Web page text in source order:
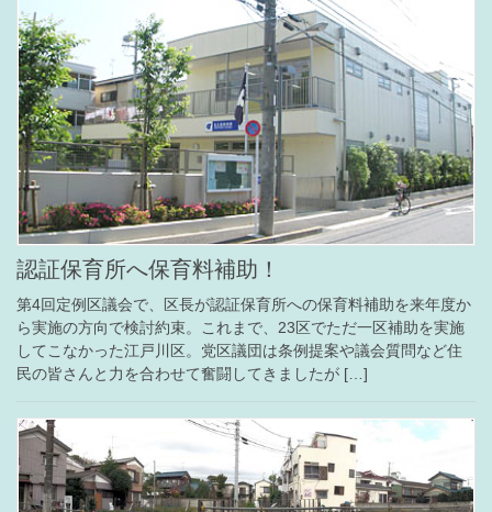
認証保育所へ保育料補助！
第4回定例区議会で、区長が認証保育所への保育料補助を来年度か
ら実施の方向で検討約束。これまで、23区でただ一区補助を実施
してこなかった江戸川区。党区議団は条例提案や議会質問など住
民の皆さんと力を合わせて奮闘してきましたが […]